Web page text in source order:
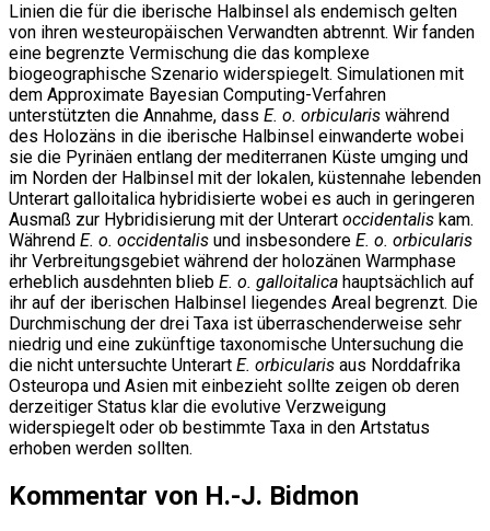
Linien die für die iberische Halbinsel als endemisch gelten
von ihren westeuropäischen Verwandten abtrennt. Wir fanden
eine begrenzte Vermischung die das komplexe
biogeographische Szenario widerspiegelt. Simulationen mit
dem Approximate Bayesian Computing-Verfahren
unterstützten die Annahme, dass E. o. orbicularis während
des Holozäns in die iberische Halbinsel einwanderte wobei
sie die Pyrinäen entlang der mediterranen Küste umging und
im Norden der Halbinsel mit der lokalen, küstennahe lebenden
Unterart galloitalica hybridisierte wobei es auch in geringeren
Ausmaß zur Hybridisierung mit der Unterart occidentalis kam.
Während E. o. occidentalis und insbesondere E. o. orbicularis
ihr Verbreitungsgebiet während der holozänen Warmphase
erheblich ausdehnten blieb E. o. galloitalica hauptsächlich auf
ihr auf der iberischen Halbinsel liegendes Areal begrenzt. Die
Durchmischung der drei Taxa ist überraschenderweise sehr
niedrig und eine zukünftige taxonomische Untersuchung die
die nicht untersuchte Unterart E. orbicularis aus Norddafrika
Osteuropa und Asien mit einbezieht sollte zeigen ob deren
derzeitiger Status klar die evolutive Verzweigung
widerspiegelt oder ob bestimmte Taxa in den Artstatus
erhoben werden sollten.
Kommentar von H.-J. Bidmon